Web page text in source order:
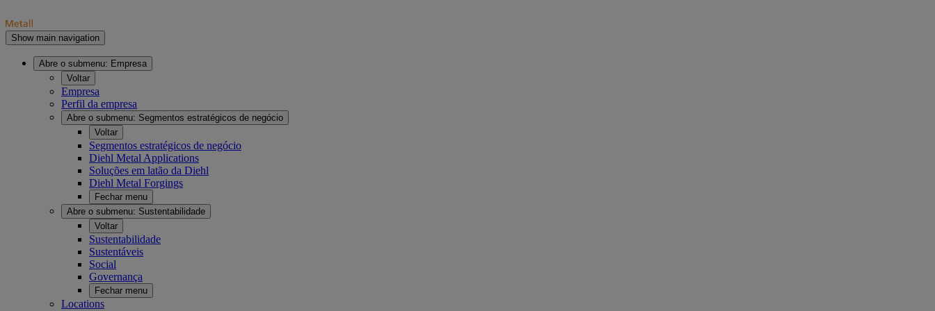
Show main navigation
Abre o submenu: Empresa
Voltar
Empresa
Perfil da empresa
Abre o submenu: Segmentos estratégicos de negócio
Voltar
Segmentos estratégicos de negócio
Diehl Metal Applications
Soluções em latão da Diehl
Diehl Metal Forgings
Fechar menu
Abre o submenu: Sustentabilidade
Voltar
Sustentabilidade
Sustentáveis
Social
Governança
Fechar menu
Locations